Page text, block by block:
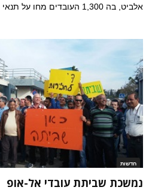
אלביט, בה 1,300 העובדים מחו על תנאי העסקתם
חדשות
נמשכת שביתת עובדי אל-אופ